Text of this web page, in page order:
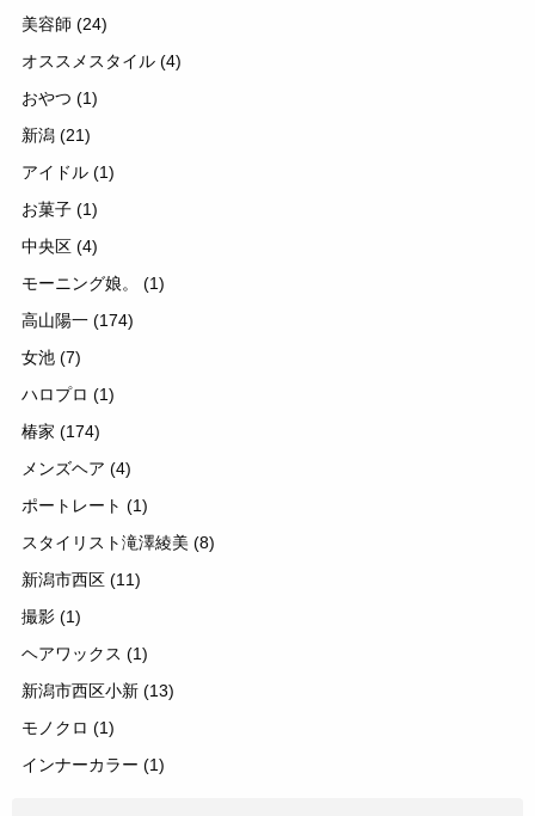
美容師 (24)
オススメスタイル (4)
おやつ (1)
新潟 (21)
アイドル (1)
お菓子 (1)
中央区 (4)
モーニング娘。 (1)
高山陽一 (174)
女池 (7)
ハロプロ (1)
椿家 (174)
メンズヘア (4)
ポートレート (1)
スタイリスト滝澤綾美 (8)
新潟市西区 (11)
撮影 (1)
ヘアワックス (1)
新潟市西区小新 (13)
モノクロ (1)
インナーカラー (1)